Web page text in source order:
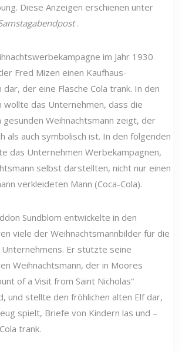
Diese Anzeigen erschienen unter
.
im Jahr 1930
Fred Mizen einen Kaufhaus-
dar, der eine Flasche Cola trank. In den
wollte das Unternehmen, dass die
gesunden Weihnachtsmann zeigt, der
als auch symbolisch ist. In den folgenden
das Unternehmen Werbekampagnen,
selbst darstellten, nicht nur einen
verkleideten Mann (Coca-Cola).
Sundblom entwickelte in den
viele der Weihnachtsmannbilder für die
Er stützte seine
Weihnachtsmann, der in Moores
of a Visit from Saint Nicholas“
und stellte den fröhlichen alten Elf dar,
spielt, Briefe von Kindern las und –
trank.